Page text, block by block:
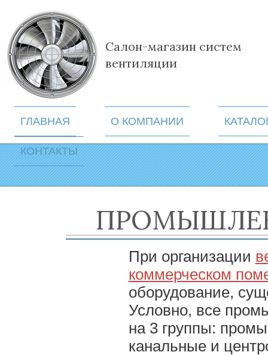
Салон-магазин систем
вентиляции
ГЛАВНАЯ О КОМПАНИИ
КОНТАКТЫ
При организации
коммерческом
оборудование,
Условно, все
на 3 группы:
канальные и